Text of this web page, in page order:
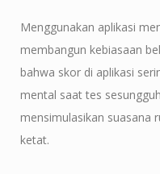
Menggunakan aplikasi
membangun kebiasaan
bahwa skor di aplikasi
mental saat tes
mensimulasikan suasana
ketat.